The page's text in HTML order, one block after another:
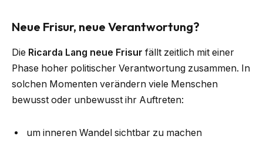
Neue Frisur, neue Verantwortung?
Die Ricarda Lang neue Frisur fällt zeitlich mit einer
Phase hoher politischer Verantwortung zusammen. In
solchen Momenten verändern viele Menschen
bewusst oder unbewusst ihr Auftreten:
um inneren Wandel sichtbar zu machen